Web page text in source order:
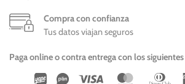
Compra con confianza
Tus datos viajan seguros
Paga online o contra entrega con los
Wirecard
Vipps Visa MasterCard